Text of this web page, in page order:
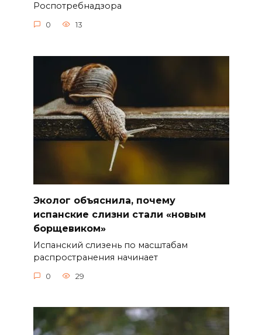
Роспотребнадзора
0 13
Эколог объяснила, почему
испанские слизни стали «новым
борщевиком»
Испанский слизень по масштабам
распространения начинает
0 29